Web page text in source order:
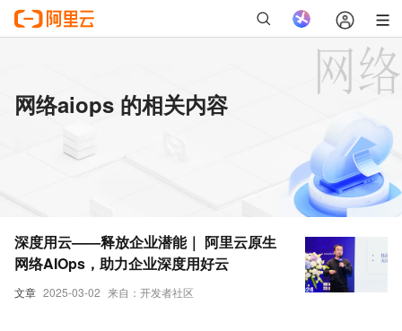
网络aiops 的相关内容
文章 2025-03-02 来自：开发者社区
深度用云——释放企业潜能｜ 阿里云原生
网络AIOps，助力企业深度用好云